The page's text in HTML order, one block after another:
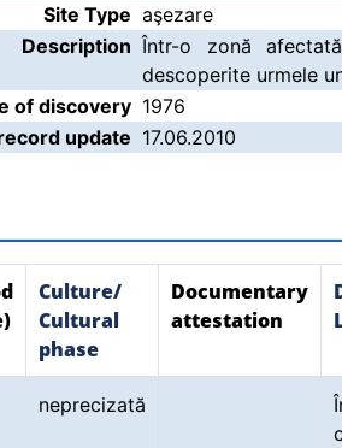
Site Type aşezare
Description Într-o zonă
descoperite urmele
of discovery 1976
update 17.06.2010
Culture/
Cultural
phase
Documentary
attestation
neprecizată